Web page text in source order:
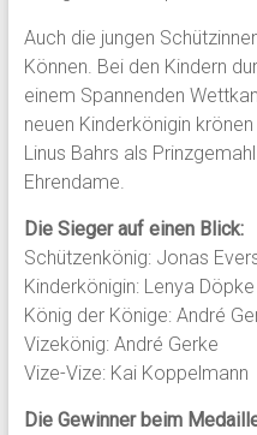
Auch die jungen
Können. Bei den Kindern
einem Spannenden
neuen Kinderkönigin
Linus Bahrs als
Ehrendame.
Die Sieger auf einen Blick:
Schützenkönig: Jonas
Kinderkönigin: Lenya Döpke
König der Könige: André
Vizekönig: André Gerke
Vize-Vize: Kai Koppelmann
Die Gewinner beim